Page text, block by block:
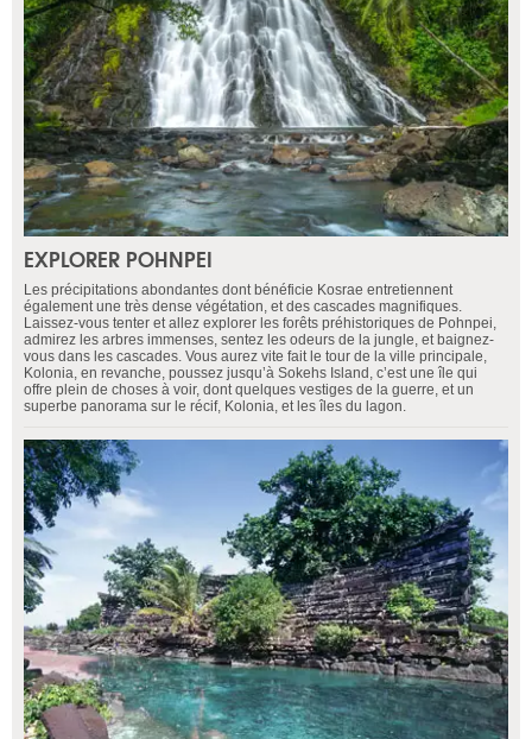
EXPLORER POHNPEI
Les précipitations abondantes dont bénéficie Kosrae entretiennent
également une très dense végétation, et des cascades magnifiques.
Laissez-vous tenter et allez explorer les forêts préhistoriques de Pohnpei,
admirez les arbres immenses, sentez les odeurs de la jungle, et baignez-
vous dans les cascades. Vous aurez vite fait le tour de la ville principale,
Kolonia, en revanche, poussez jusqu’à Sokehs Island, c’est une île qui
offre plein de choses à voir, dont quelques vestiges de la guerre, et un
superbe panorama sur le récif, Kolonia, et les îles du lagon.